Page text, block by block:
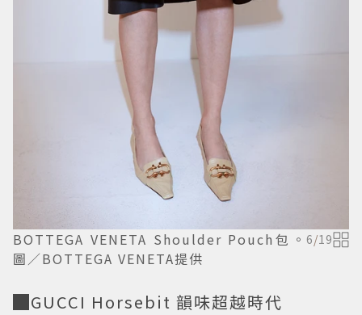
BOTTEGA VENETA Shoulder Pouch包。
圖／BOTTEGA VENETA提供
6/19
█GUCCI Horsebit 韻味超越時代